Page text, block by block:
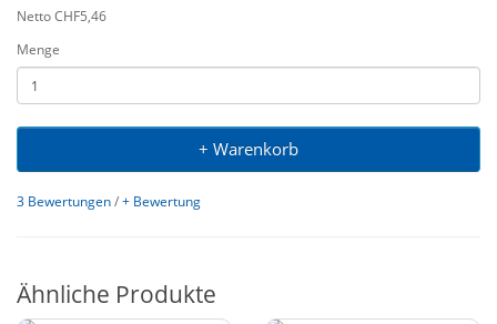
Netto CHF5,46
Menge
+ Warenkorb
3 Bewertungen/+ Bewertung
Ähnliche Produkte